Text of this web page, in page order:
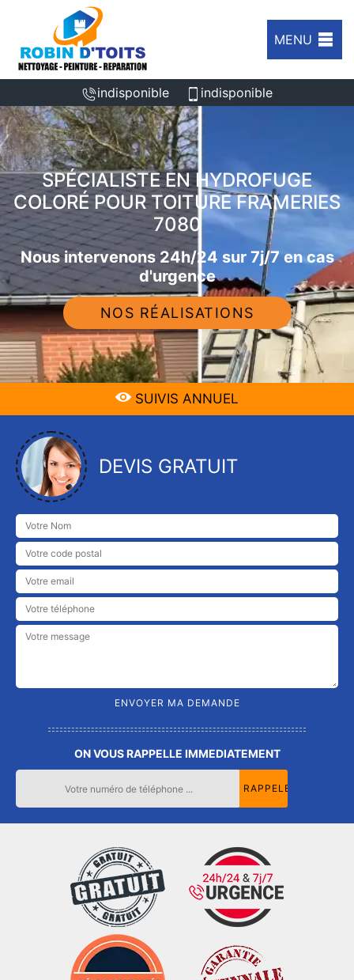
MENU
indisponible indisponible
SPÉCIALISTE EN HYDROFUGE
COLORÉ POUR TOITURE FRAMERIES
7080
Nous intervenons 24h/24 sur 7j/7 en cas
d'urgence
NOS RÉALISATIONS
SUIVIS ANNUEL
DEVIS GRATUIT
ON VOUS RAPPELLE IMMEDIATEMENT